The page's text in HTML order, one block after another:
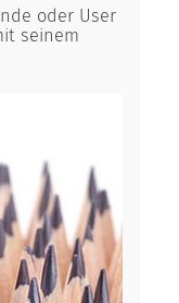
oder User
seinem